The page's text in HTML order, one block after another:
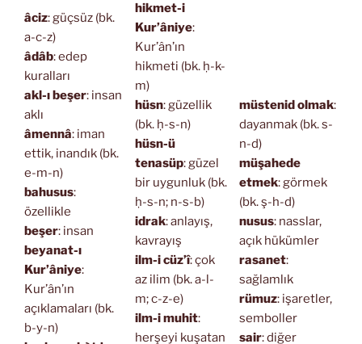
âciz: güçsüz (bk.
a-c-z)
âdâb: edep
kuralları
akl-ı beşer: insan
aklı
âmennâ: iman
ettik, inandık (bk.
e-m-n)
bahusus:
özellikle
beşer: insan
beyanat-ı
Kur’âniye:
Kur’ân’ın
açıklamaları (bk.
b-y-n)
hikmet-i
Kur’âniye:
Kur’ân’ın
hikmeti (bk. ḥ-k-
m)
hüsn: güzellik
(bk. ḥ-s-n)
hüsn-ü
tenasüp: güzel
bir uygunluk (bk.
ḥ-s-n; n-s-b)
idrak: anlayış,
kavrayış
ilm-i cüz’î: çok
az ilim (bk. a-l-
m; c-z-e)
ilm-i muhit:
herşeyi kuşatan
müstenid olmak:
dayanmak (bk. s-
n-d)
müşahede
etmek: görmek
(bk. ş-h-d)
nusus: nasslar,
açık hükümler
rasanet:
sağlamlık
rümuz: işaretler,
semboller
sair: diğer